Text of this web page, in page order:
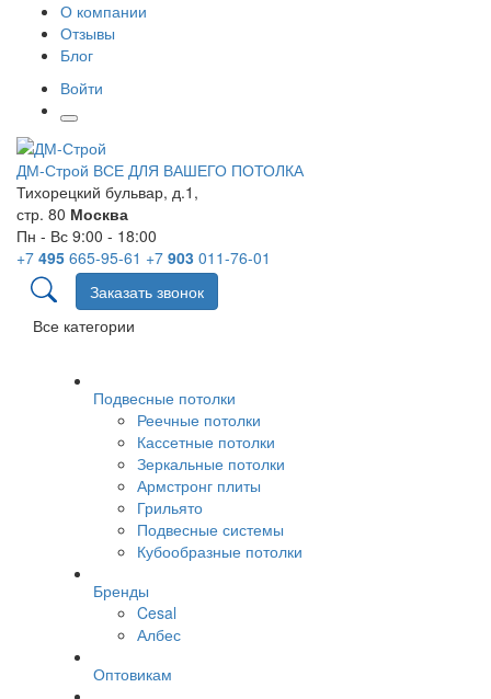
О компании
Отзывы
Блог
Войти
ДМ-Строй ВСЕ ДЛЯ ВАШЕГО ПОТОЛКА
Тихорецкий бульвар, д.1,
стр. 80 Москва
Пн - Вс 9:00 - 18:00
+7 495 665-95-61 +7 903 011-76-01
Заказать звонок
Все категории
Подвесные потолки
Реечные потолки
Кассетные потолки
Зеркальные потолки
Армстронг плиты
Грильято
Подвесные системы
Кубообразные потолки
Бренды
Cesal
Албес
Оптовикам